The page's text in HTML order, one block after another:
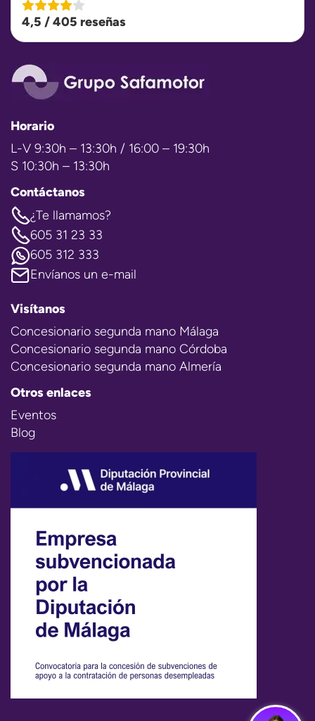
4,5 / 405 reseñas
Horario
L-V 9:30h – 13:30h / 16:00 – 19:30h
S 10:30h – 13:30h
Contáctanos
¿Te llamamos?
605 31 23 33
605 312 333
Envíanos un e-mail
Visítanos
Concesionario segunda mano Málaga
Concesionario segunda mano Córdoba
Concesionario segunda mano Almería
Otros enlaces
Eventos
Blog